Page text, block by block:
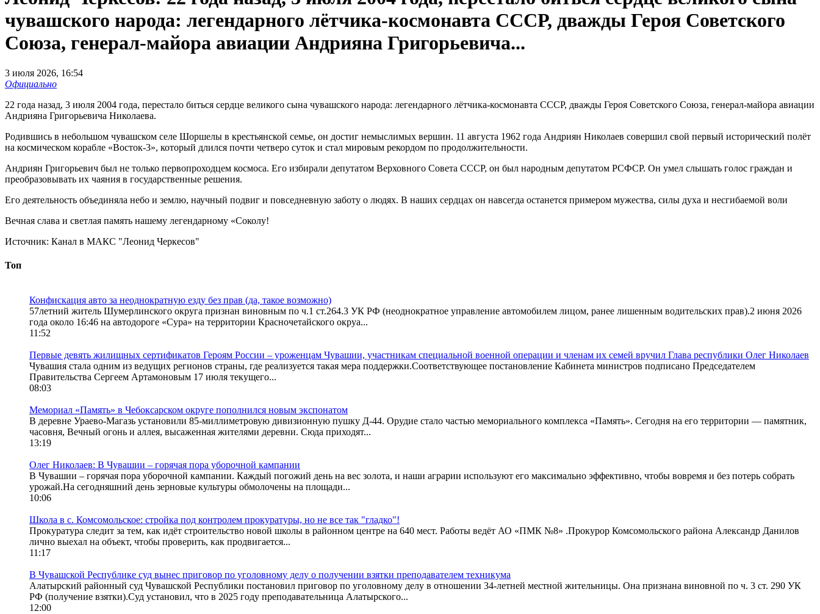
чувашского народа: легендарного лётчика-космонавта СССР, дважды Героя Советского
Союза, генерал-майора авиации Андрияна Григорьевича...
3 июля 2026, 16:54
Официально
22 года назад, 3 июля 2004 года, перестало биться сердце великого сына чувашского народа: легендарного лётчика-космонавта СССР, дважды Героя Советского Союза, генерал-майора авиации
Андрияна Григорьевича Николаева.
Родившись в небольшом чувашском селе Шоршелы в крестьянской семье, он достиг немыслимых вершин. 11 августа 1962 года Андриян Николаев совершил свой первый исторический полёт
на космическом корабле «Восток-3», который длился почти четверо суток и стал мировым рекордом по продолжительности.
Андриян Григорьевич был не только первопроходцем космоса. Его избирали депутатом Верховного Совета СССР, он был народным депутатом РСФСР. Он умел слышать голос граждан и
преобразовывать их чаяния в государственные решения.
Его деятельность объединяла небо и землю, научный подвиг и повседневную заботу о людях. В наших сердцах он навсегда останется примером мужества, силы духа и несгибаемой воли
Вечная слава и светлая память нашему легендарному «Соколу!
Источник: Канал в МАКС "Леонид Черкесов"
Топ
Конфискация авто за неоднократную езду без прав (да, такое возможно)
57летний житель Шумерлинского округа признан виновным по ч.1 ст.264.3 УК РФ (неоднократное управление автомобилем лицом, ранее лишенным водительских прав).2 июня 2026
года около 16:46 на автодороге «Сура» на территории Красночетайского окруа...
11:52
Первые девять жилищных сертификатов Героям России – уроженцам Чувашии, участникам специальной военной операции и членам их семей вручил Глава республики Олег Николаев
Чувашия стала одним из ведущих регионов страны, где реализуется такая мера поддержки.Соответствующее постановление Кабинета министров подписано Председателем
Правительства Сергеем Артамоновым 17 июля текущего...
08:03
Мемориал «Память» в Чебоксарском округе пополнился новым экспонатом
В деревне Ураево-Магазь установили 85-миллиметровую дивизионную пушку Д-44. Орудие стало частью мемориального комплекса «Память». Сегодня на его территории — памятник,
часовня, Вечный огонь и аллея, высаженная жителями деревни. Сюда приходят...
13:19
Олег Николаев: В Чувашии – горячая пора уборочной кампании
В Чувашии – горячая пора уборочной кампании. Каждый погожий день на вес золота, и наши аграрии используют его максимально эффективно, чтобы вовремя и без потерь собрать
урожай.На сегодняшний день зерновые культуры обмолочены на площади...
10:06
Школа в с. Комсомольское: стройка под контролем прокуратуры, но не все так "гладко"!
Прокуратура следит за тем, как идёт строительство новой школы в районном центре на 640 мест. Работы ведёт АО «ПМК №8» .Прокурор Комсомольского района Александр Данилов
лично выехал на объект, чтобы проверить, как продвигается...
11:17
В Чувашской Республике суд вынес приговор по уголовному делу о получении взятки преподавателем техникума
Алатырский районный суд Чувашской Республики постановил приговор по уголовному делу в отношении 34-летней местной жительницы. Она признана виновной по ч. 3 ст. 290 УК
РФ (получение взятки).Суд установил, что в 2025 году преподавательница Алатырского...
12:00